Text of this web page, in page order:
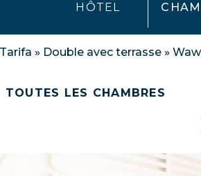
HÔTEL
» Double avec terrasse »
TOUTES LES CHAMBRES